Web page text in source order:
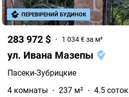
283 972 $ 1 034 € за м²
ул. Ивана Мазепы
Пасеки-Зубрицкие
4 комнаты
237 м² 4.5 соток
ПЕРЕВІРЕНИЙ БУДИНОК